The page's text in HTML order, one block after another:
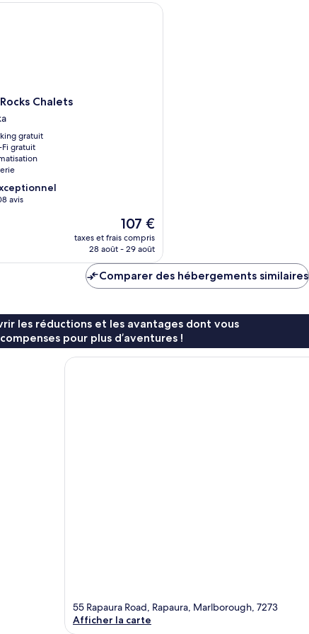
Chambre
Chalets
gratuit
gratuit
avis
Le
nouveau
prix
de
107 €
107 €
taxes et frais compris
28 août - 29 août
Chalets
Comparer des hébergements similaires
les réductions et les avantages dont vous
pour plus d’aventures !
55 Rapaura Road, Rapaura, Marlborough, 7273
Afficher la carte